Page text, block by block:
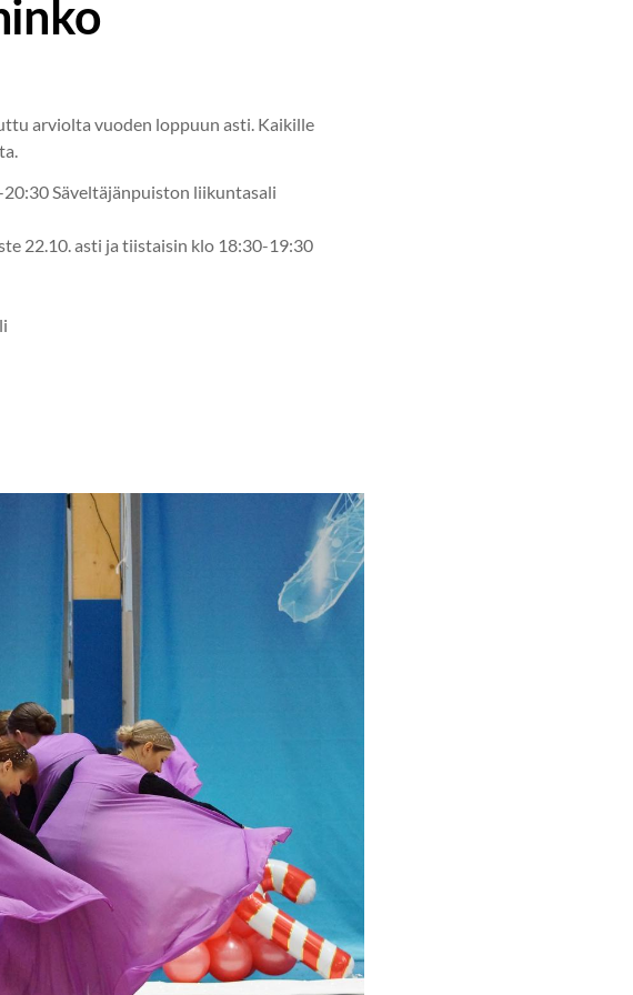
arviolta vuoden loppuun asti. Kaikille
Säveltäjänpuiston liikuntasali
22.10. asti ja tiistaisin klo 18:30-19:30